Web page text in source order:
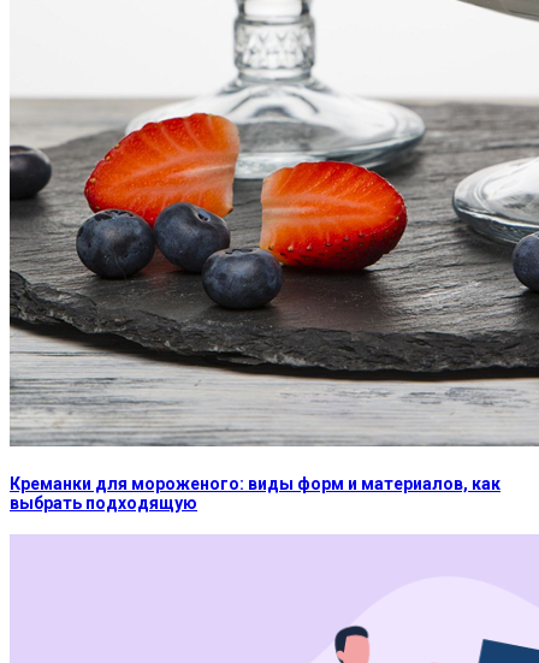
Креманки для мороженого: виды форм и материалов, как
выбрать подходящую